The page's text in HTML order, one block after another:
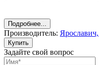
Подробнее...
Производитель:
Купить
Задайте свой вопрос